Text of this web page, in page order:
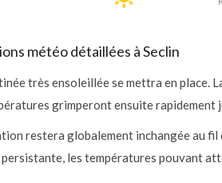
météo détaillées à Seclin
très ensoleillée se mettra en place.
grimperont ensuite rapidement
restera globalement inchangée au fil
les températures pouvant